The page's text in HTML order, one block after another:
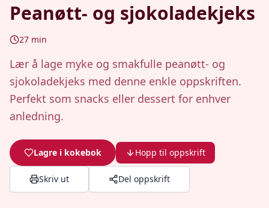
Peanøtt- og sjokoladekjeks
27 min
Lær å lage myke og smakfulle peanøtt- og
sjokoladekjeks med denne enkle oppskriften.
Perfekt som snacks eller dessert for enhver
anledning.
Lagre i kokebok Hopp til oppskrift
Skriv ut Del oppskrift